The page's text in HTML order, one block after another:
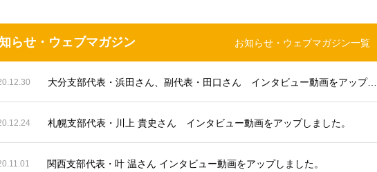
らせ・ウェブマガジン お知らせ・ウェブマガジン一覧
大分支部代表・浜田さん、副代表・田口さん インタビュー動画をアップしました。
札幌支部代表・川上 貴史さん インタビュー動画をアップしました。
関西支部代表・叶 温さん インタビュー動画をアップしました。